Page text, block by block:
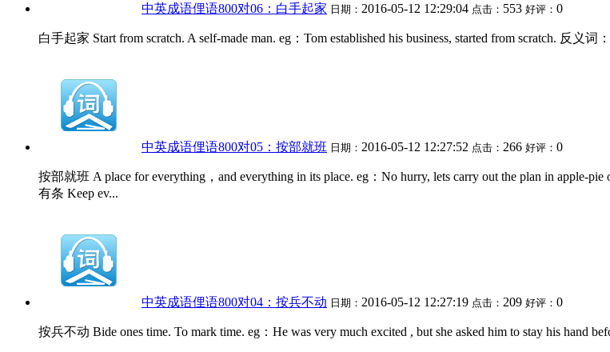
中英成语俚语800对06：白手起家 日期： 2016-05-12 12:29:04 点击： 553 好评： 0
白手起家 Start from scratch. A self-made man. eg：Tom established his business, started from scratch. 反义词
中英成语俚语800对05：按部就班 日期： 2016-05-12 12:27:52 点击： 266 好评： 0
按部就班 A place for everything，and everything in its place. eg：No hurry, lets carry out the plan in
有条 Keep ev...
中英成语俚语800对04：按兵不动 日期： 2016-05-12 12:27:19 点击： 209 好评： 0
按兵不动 Bide ones time. To mark time. eg：He was very much excited , but she asked him to stay his